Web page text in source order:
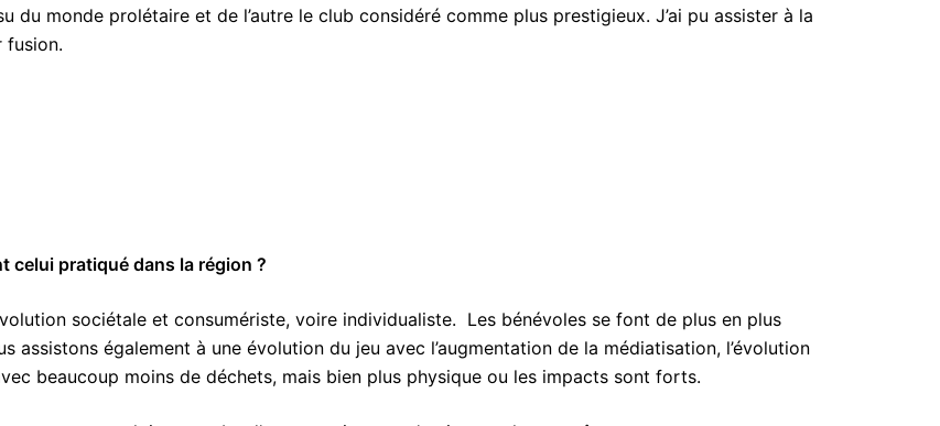
du monde prolétaire et de l’autre le club considéré comme plus prestigieux. J’ai pu assister à la
fusion.
celui pratiqué dans la région ?
sociétale et consumériste, voire individualiste. Les bénévoles se font de plus en plus
assistons également à une évolution du jeu avec l’augmentation de la médiatisation, l’évolution
beaucoup moins de déchets, mais bien plus physique ou les impacts sont forts.